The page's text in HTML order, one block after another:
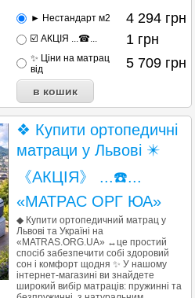
► Нестандарт м2 4 294 грн
☑️ АКЦІЯ ...☎... 1 грн
✨ Ціни на матрац
від
5 709 грн
❖ Купити ортопедичні
матраци у Львові ✴️
《АКЦІЯ》 ...☎️...
«МАТРАС ОРГ ЮА»
◆ Купити ортопедичний матрац у
Львові та Україні на
«MATRAS.ORG.UA» ↔це простий
спосіб забезпечити собі здоровий
сон і комфорт щодня ✨ У нашому
інтернет-магазині ви знайдете
широкий вибір матраців: пружинні та